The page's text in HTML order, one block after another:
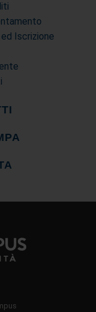
Iscrizione